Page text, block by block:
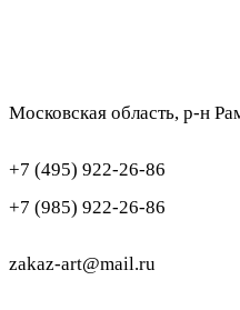
Московская область, р-н
+7 (495) 922-26-86
+7 (985) 922-26-86
zakaz-art@mail.ru